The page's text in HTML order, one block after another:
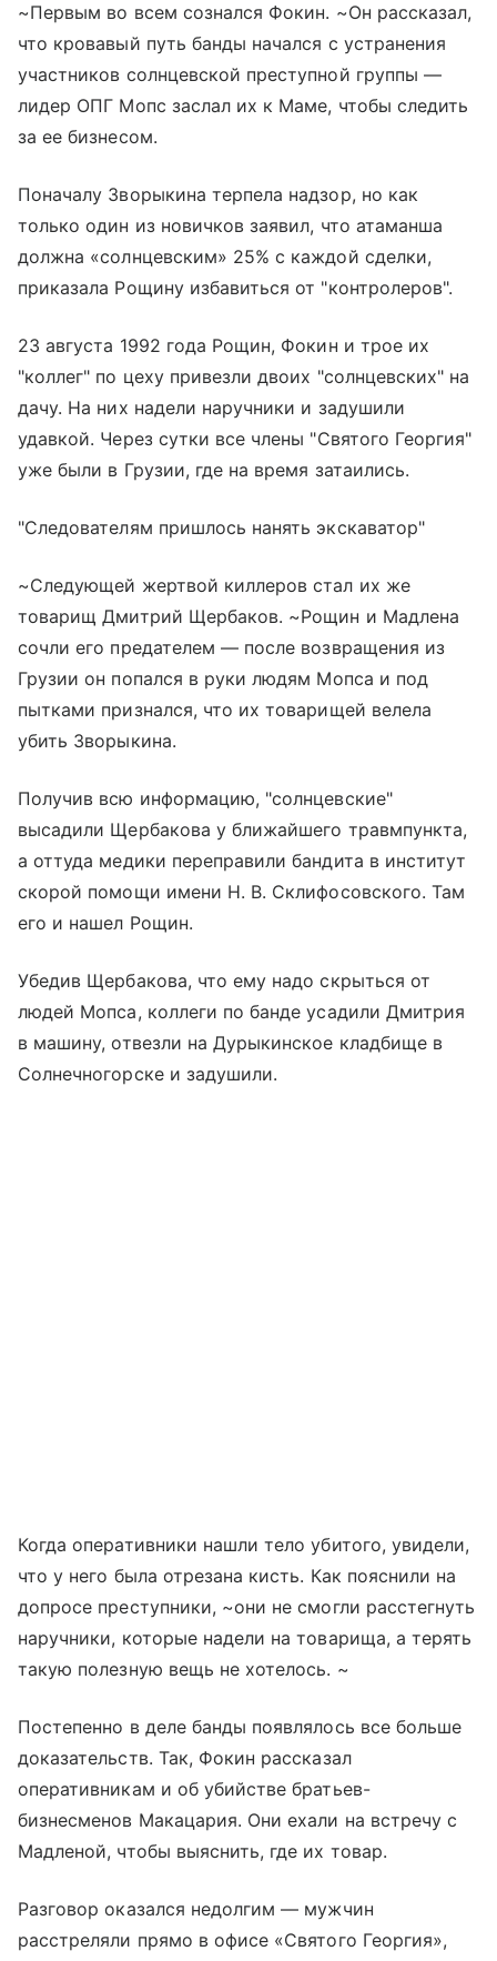
~Первым во всем сознался Фокин. ~Он рассказал,
что кровавый путь банды начался с устранения
участников солнцевской преступной группы —
лидер ОПГ Мопс заслал их к Маме, чтобы следить
за ее бизнесом.
Поначалу Зворыкина терпела надзор, но как
только один из новичков заявил, что атаманша
должна «солнцевским» 25% с каждой сделки,
приказала Рощину избавиться от "контролеров".
23 августа 1992 года Рощин, Фокин и трое их
"коллег" по цеху привезли двоих "солнцевских" на
дачу. На них надели наручники и задушили
удавкой. Через сутки все члены "Святого Георгия"
уже были в Грузии, где на время затаились.
"Следователям пришлось нанять экскаватор"
~Следующей жертвой киллеров стал их же
товарищ Дмитрий Щербаков. ~Рощин и Мадлена
сочли его предателем — после возвращения из
Грузии он попался в руки людям Мопса и под
пытками признался, что их товарищей велела
убить Зворыкина.
Получив всю информацию, "солнцевские"
высадили Щербакова у ближайшего травмпункта,
а оттуда медики переправили бандита в институт
скорой помощи имени Н. В. Склифосовского. Там
его и нашел Рощин.
Убедив Щербакова, что ему надо скрыться от
людей Мопса, коллеги по банде усадили Дмитрия
в машину, отвезли на Дурыкинское кладбище в
Солнечногорске и задушили.
Когда оперативники нашли тело убитого, увидели,
что у него была отрезана кисть. Как пояснили на
допросе преступники, ~они не смогли расстегнуть
наручники, которые надели на товарища, а терять
такую полезную вещь не хотелось. ~
Постепенно в деле банды появлялось все больше
доказательств. Так, Фокин рассказал
оперативникам и об убийстве братьев-
бизнесменов Макацария. Они ехали на встречу с
Мадленой, чтобы выяснить, где их товар.
Разговор оказался недолгим — мужчин
расстреляли прямо в офисе «Святого Георгия»,